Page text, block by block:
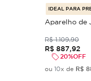
IDEAL PARA
Aparelho de
R$ 1.109,90
R$ 887,92
20%OFF
ou 10x de R$